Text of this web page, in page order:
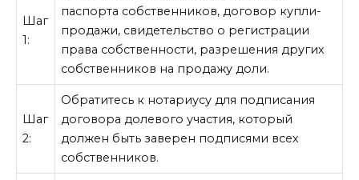
Шаг
1:
паспорта собственников, договор купли-
продажи, свидетельство о регистрации
права собственности, разрешения других
собственников на продажу доли.
Шаг
2:
Обратитесь к нотариусу для подписания
договора долевого участия, который
должен быть заверен подписями всех
собственников.